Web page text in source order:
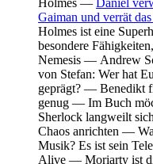
Gaiman und verrät
Holmes ist eine
besondere
Nemesis — Andrew
von Stefan: Wer hat
geprägt? — Benedikt
genug — Im Buch
Sherlock langweilt
Chaos anrichten —
Musik? Es ist sein
Alive — Moriarty ist